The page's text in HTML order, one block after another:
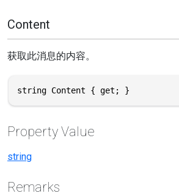
Content
获取此消息的内容。
string Content { get; }
Property Value
string
Remarks